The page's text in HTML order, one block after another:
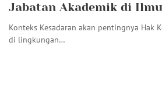
Jabatan Akademik di
Konteks Kesadaran akan pentingnya Hak
di lingkungan…